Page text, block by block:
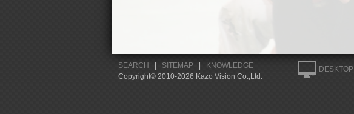
SEARCH SITEMAP|
KNOWLEDGE
Copyright© 2010-2026 Kazo Vision Co.,Ltd.
DESKTOP